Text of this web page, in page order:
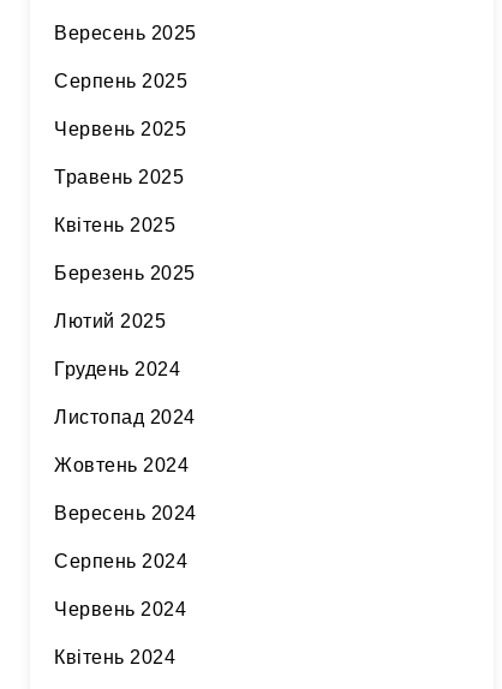
Вересень 2025
Серпень 2025
Червень 2025
Травень 2025
Квітень 2025
Березень 2025
Лютий 2025
Грудень 2024
Листопад 2024
Жовтень 2024
Вересень 2024
Серпень 2024
Червень 2024
Квітень 2024